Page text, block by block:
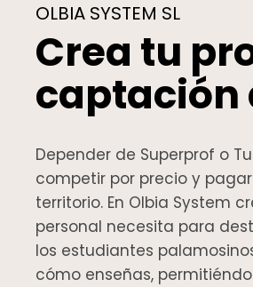
OLBIA SYSTEM SL
Crea tu
captación
Depender de Superprof o
competir por precio y
territorio. En Olbia System
personal necesita para
los estudiantes
cómo enseñas,